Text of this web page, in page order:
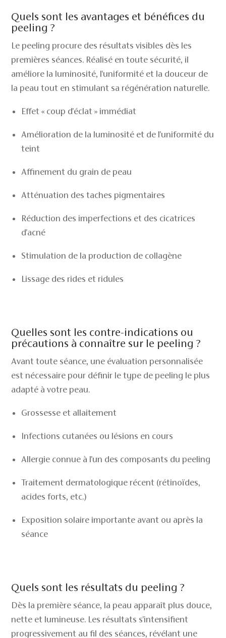
Quels sont les avantages et bénéfices du
peeling ?
Le peeling procure des résultats visibles dès les
premières séances. Réalisé en toute sécurité, il
améliore la luminosité, l'uniformité et la douceur de
la peau tout en stimulant sa régénération naturelle.
Effet « coup d'éclat » immédiat
Amélioration de la luminosité et de l'uniformité du
teint
Affinement du grain de peau
Atténuation des taches pigmentaires
Réduction des imperfections et des cicatrices
d'acné
Stimulation de la production de collagène
Lissage des rides et ridules
Quelles sont les contre-indications ou
précautions à connaître sur le peeling ?
Avant toute séance, une évaluation personnalisée
est nécessaire pour définir le type de peeling le plus
adapté à votre peau.
Grossesse et allaitement
Infections cutanées ou lésions en cours
Allergie connue à l'un des composants du peeling
Traitement dermatologique récent (rétinoïdes,
acides forts, etc.)
Exposition solaire importante avant ou après la
séance
Quels sont les résultats du peeling ?
Dès la première séance, la peau apparaît plus douce,
nette et lumineuse. Les résultats s'intensifient
progressivement au fil des séances, révélant une